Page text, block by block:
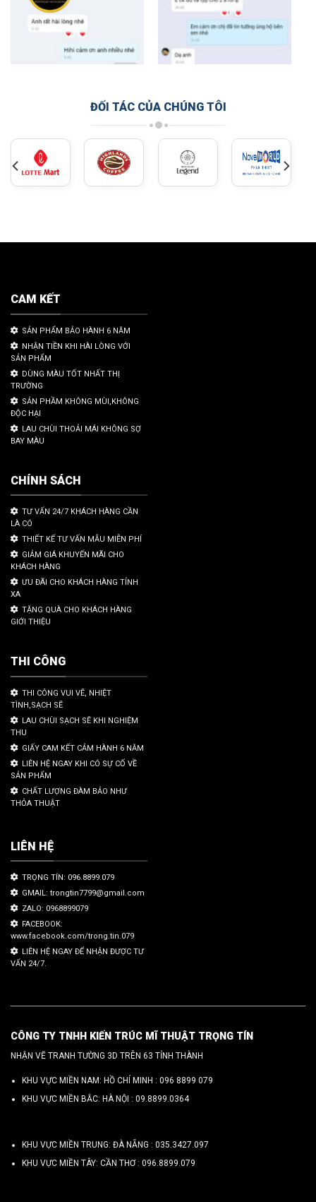
ĐỐI TÁC CỦA CHÚNG TÔI
CAM KẾT
SẢN PHẨM BẢO HÀNH 6 NĂM
NHẬN TIỀN KHI HÀI LÒNG VỚI
SẢN PHẨM
DÙNG MÀU TỐT NHẤT THỊ
TRƯỜNG
SẢN PHẦM KHÔNG MÙI,KHÔNG
ĐỘC HẠI
LAU CHÙI THOẢI MÁI KHÔNG SỢ
BAY MÀU
CHÍNH SÁCH
TƯ VẤN 24/7 KHÁCH HÀNG CẦN
LÀ CÓ
THIẾT KẾ TƯ VẤN MẪU MIỄN PHÍ
GIẢM GIÁ KHUYẾN MÃI CHO
KHÁCH HÀNG
ƯU ĐÃI CHO KHÁCH HÀNG TỈNH
XA
TẶNG QUÀ CHO KHÁCH HÀNG
GIỚI THIỆU
THI CÔNG
THI CÔNG VUI VẼ, NHIỆT
TÌNH,SẠCH SẼ
LAU CHÙI SẠCH SẼ KHI NGHIỆM
THU
GIẤY CAM KẾT CẢM HÀNH 6 NĂM
LIÊN HỆ NGAY KHI CÓ SỰ CỐ VỀ
SẢN PHẨM
CHẤT LƯỢNG ĐÀM BẢO NHƯ
THỎA THUẬT
LIÊN HỆ
TRỌNG TÍN: 096.8899.079
GMAIL: trongtin7799@gmail.com
ZALO: 0968899079
FACEBOOK:
www.facebook.com/trong.tin.079
LIÊN HỆ NGAY ĐỂ NHẬN ĐƯỢC TƯ
VẤN 24/7.
CÔNG TY TNHH KIẾN TRÚC MĨ THUẬT TRỌNG TÍN
NHẬN VẼ TRANH TƯỜNG 3D TRÊN 63 TỈNH THÀNH
KHU VỰC MIỀN NAM: HỒ CHÍ MINH : 096 8899 079
KHU VỰC MIỀN BẮC: HÀ NỘI : 09.8899.0364
KHU VỰC MIỀN TRUNG: ĐÀ NẴNG : 035.3427.097
KHU VỰC MIỀN TÂY: CẦN THƠ : 096.8899.079